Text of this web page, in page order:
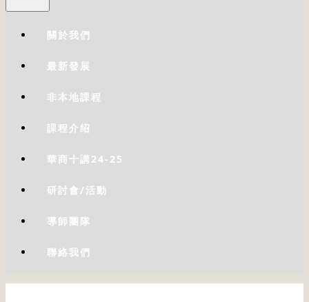
關於我們
最新發展
非本地課程
課程介绍
華商十講24-25
研討會/活動
導師團隊
聯絡我們